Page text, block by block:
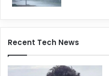
Recent Tech News